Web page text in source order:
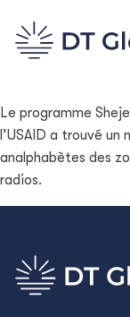
Le programme
l’USAID a trouvé
analphabètes des
radios.